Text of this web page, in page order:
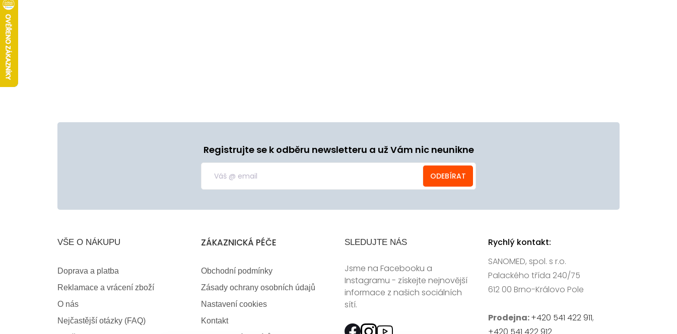
Registrujte se k odběru newsletteru a už Vám nic neunikne
ODEBÍRAT
VŠE O NÁKUPU
Doprava a platba
Reklamace a vrácení zboží
O nás
Nejčastější otázky (FAQ)
ZÁKAZNICKÁ PÉČE
Obchodní podmínky
Zásady ochrany osobních údajů
Nastavení cookies
Kontakt
SLEDUJTE NÁS
Jsme na Facebooku a
Instagramu - získejte nejnovější
informace z našich sociálních
sítí.
Rychlý kontakt:
SANOMED, spol. s r.o.
Palackého třída 240/75
612 00 Brno-Královo Pole
Prodejna:+420 541 422 911,